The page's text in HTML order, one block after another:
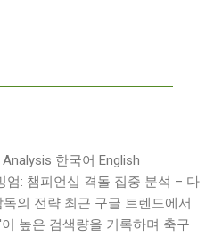
한국어 English
엄: 챔피언십 격돌 집중 분석 – 다
의 전략 최근 구글 트렌드에서
높은 검색량을 기록하며 축구